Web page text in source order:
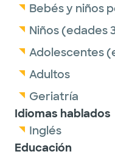
Bebés y niños
Niños (edades
Adolescentes
Adultos
Geriatría
Idiomas hablados
Inglés
Educación